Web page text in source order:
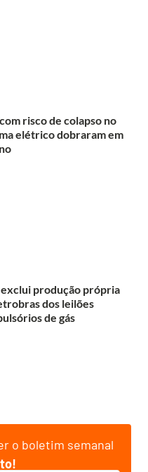
risco de colapso no
elétrico dobraram em
produção própria
dos leilões
de gás
o boletim semanal